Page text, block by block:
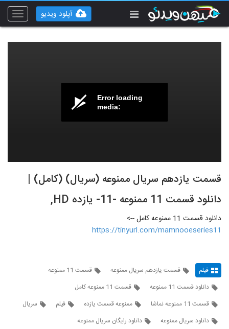
Toggle
آپلود ویدیو
Error loading
media:
قسمت یازدهم سریال ممنوعه (سریال) (کامل) |
دانلود قسمت 11 ممنوعه -11- یازده HD,
دانلود قسمت 11 ممنوعه کامل -->
https://tinyurl.com/mamnooeseries11
فیلم قسمت یازدهم سریال ممنوعه
قسمت 11 ممنوعه
دانلود قسمت 11 ممنوعه
قسمت 11 ممنوعه کامل
قسمت 11 ممنوعه نماشا
ممنوعه قسمت یازده فیلم
سریال
دانلود سریال ممنوعه
دانلود رایگان سریال ممنوعه